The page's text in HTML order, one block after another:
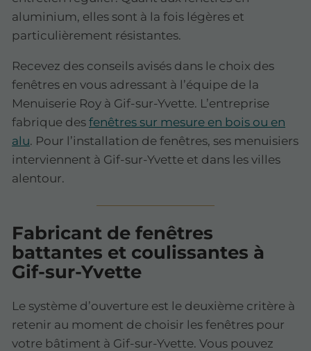
aluminium, elles sont à la fois légères et
particulièrement résistantes.
Recevez des conseils avisés dans le choix des
fenêtres en vous adressant à l’équipe de la
Menuiserie Roy à Gif-sur-Yvette. L’entreprise
fabrique des fenêtres sur mesure en bois ou en
alu. Pour l’installation de fenêtres, ses menuisiers
interviennent à Gif-sur-Yvette et dans les villes
alentour.
Fabricant de fenêtres
battantes et coulissantes à
Gif-sur-Yvette
Le système d’ouverture est le deuxième critère à
retenir au moment de choisir les fenêtres pour
votre bâtiment à Gif-sur-Yvette. Vous pouvez